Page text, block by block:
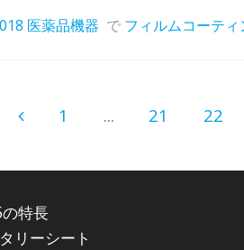
医薬品機器 で フィルムコーティ
1 ... 21 22
特長
リーシート